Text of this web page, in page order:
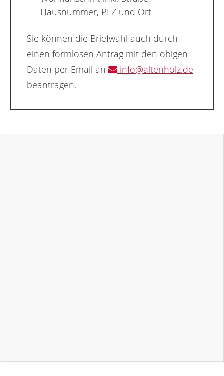
Hausnummer, PLZ und Ort
Sie können die Briefwahl auch durch
einen formlosen Antrag mit den obigen
Daten per Email an
info@altenholz.de
beantragen.